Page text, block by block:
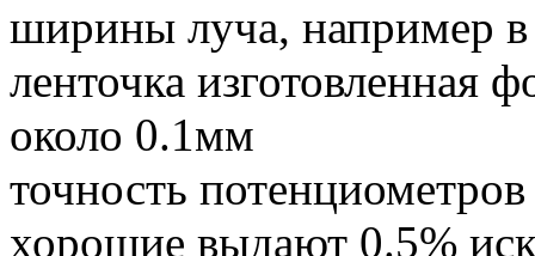
ширины луча, например в
ленточка изготовленная
около 0.1мм
точность
хорошие выдают 0.5%